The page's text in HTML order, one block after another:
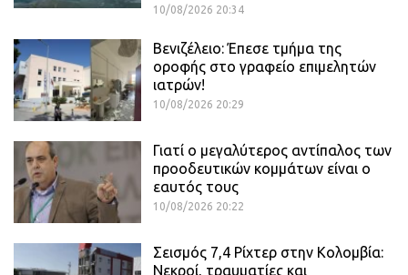
10/08/2026 20:34
Βενιζέλειο: Έπεσε τμήμα της
οροφής στο γραφείο επιμελητών
ιατρών!
10/08/2026 20:29
Γιατί ο μεγαλύτερος αντίπαλος των
προοδευτικών κομμάτων είναι ο
εαυτός τους
10/08/2026 20:22
Σεισμός 7,4 Ρίχτερ στην Κολομβία:
Νεκροί, τραυματίες και